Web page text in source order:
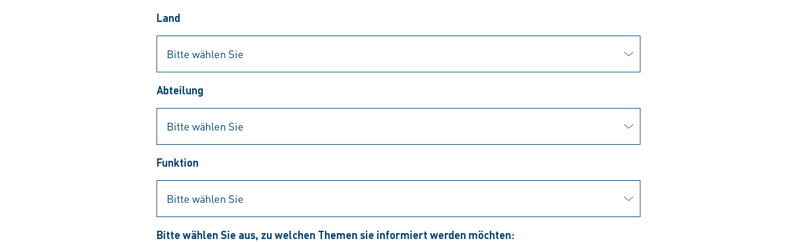
Land
Abteilung
Funktion
Bitte wählen Sie aus, zu welchen Themen sie informiert werden möchten: